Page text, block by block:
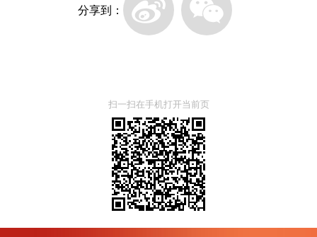
分享到：
扫一扫在手机打开当前页